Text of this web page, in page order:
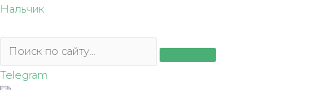
Перейти
содержимому
Нальчик
Telegram